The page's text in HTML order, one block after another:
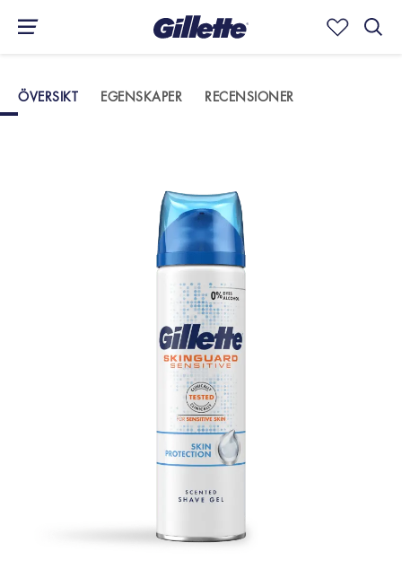
SkinGuard Sensitive rakgel
ÖVERSIKT EGENSKAPER RECENSIONER